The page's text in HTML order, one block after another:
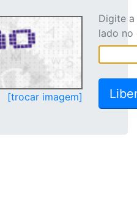
[trocar imagem]
Digite
lado no